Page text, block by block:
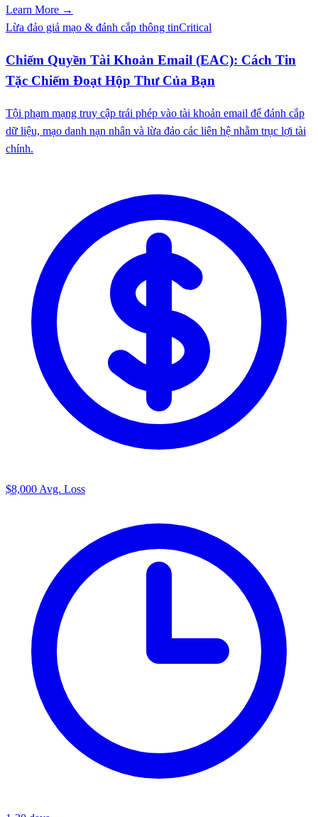
Learn More →
Lừa đảo giả mạo & đánh cắp thông tinCritical
Chiếm Quyền Tài Khoản Email (EAC): Cách Tin
Tặc Chiếm Đoạt Hộp Thư Của Bạn
Tội phạm mạng truy cập trái phép vào tài khoản email để đánh cắp
dữ liệu, mạo danh nạn nhân và lừa đảo các liên hệ nhằm trục lợi tài
chính.
$8,000 Avg. Loss